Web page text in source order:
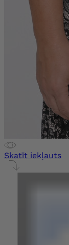
Skatīt iekļauts